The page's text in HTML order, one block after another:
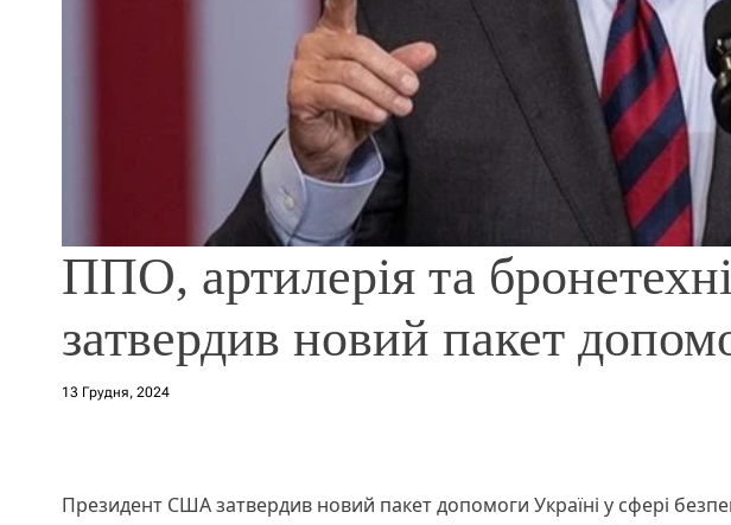
ППО, артилерія та
затвердив новий пакет
13 Грудня, 2024
Президент США затвердив новий пакет допомоги Україні у сфері